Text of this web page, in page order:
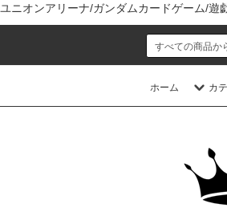
ユニオンアリーナ/ガンダムカードゲーム/
ホーム カ